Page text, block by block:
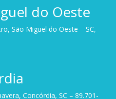
do Oeste
São Miguel do Oeste – SC,
Concórdia, SC – 89.701-